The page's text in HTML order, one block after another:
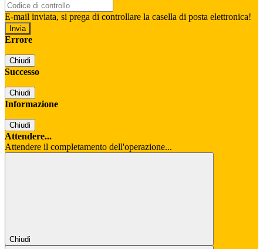
E-mail inviata, si prega di controllare la casella di posta elettronica!
Errore
Chiudi
Successo
Chiudi
Informazione
Chiudi
Attendere...
Attendere il completamento dell'operazione...
Chiudi